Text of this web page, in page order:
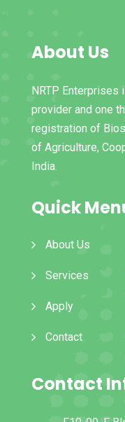
About Us
NRTP
provider and one
registration of
of Agriculture,
India.
Quick
About Us
Services
Apply
Contact
Contact